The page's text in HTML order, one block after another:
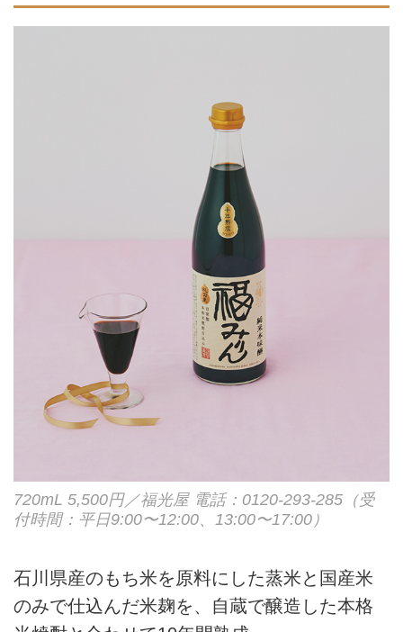
720mL 5,500円／福光屋電話：0120-293-285（受
付時間：平日9:00〜12:00、13:00〜17:00）
石川県産のもち米を原料にした蒸米と国産米
のみで仕込んだ米麹を、自蔵で醸造した本格